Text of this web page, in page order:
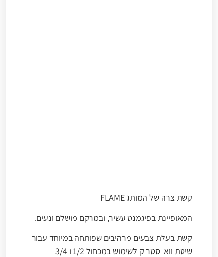
קשת צרה של המותג FLAME
המאופיינת בפיגמנט עשיר, ובמרקם מושלם ונעים.
קשת בעלת צבעים מרהיבים שפותחה במיוחד עבור
שיטת וואן סטרוק לשימוש במכחול 1/2 ו 3/4